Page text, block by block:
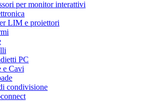
per monitor interattivi
LIM e proiettori
PC
e Cavi
condivisione